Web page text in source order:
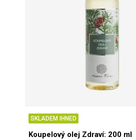
SKLADEM IHNED
Koupelový olej Zdraví: 200 ml